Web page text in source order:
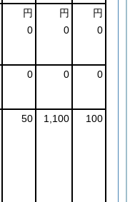
円 円
円
0 0 0
0 0 0
50 1,100 100